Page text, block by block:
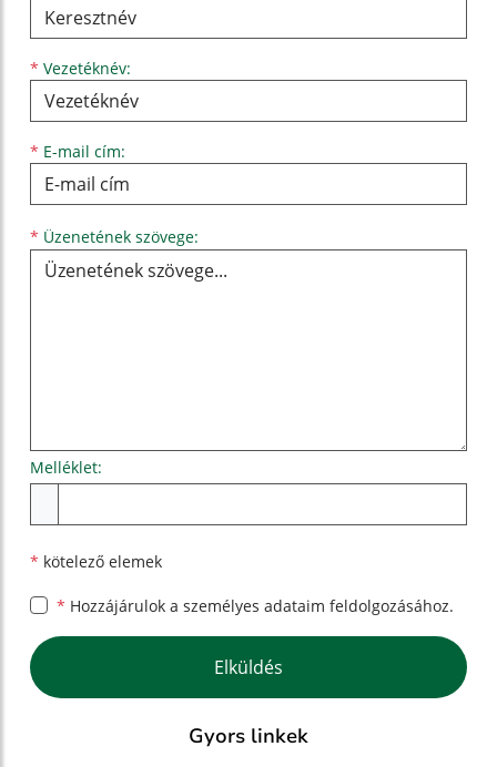
* Vezetéknév:
* E-mail cím:
* Üzenetének szövege:
Melléklet:
* kötelező elemek
* Hozzájárulok a személyes adataim feldolgozásához.
Google reCaptcha Response
Elküldés
Gyors linkek